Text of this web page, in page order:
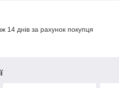
14 днів за рахунок покупця